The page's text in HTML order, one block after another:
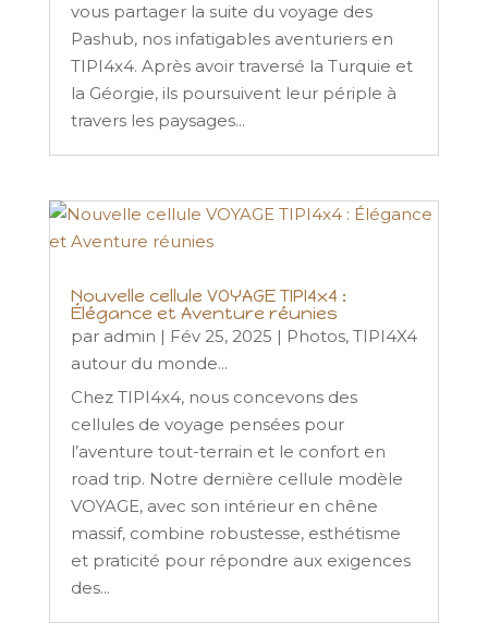
vous partager la suite du voyage des
Pashub, nos infatigables aventuriers en
TIPI4x4. Après avoir traversé la Turquie et
la Géorgie, ils poursuivent leur périple à
travers les paysages...
Nouvelle cellule VOYAGE TIPI4x4 :
Élégance et Aventure réunies
par admin | Fév 25, 2025 | Photos, TIPI4X4
autour du monde...
Chez TIPI4x4, nous concevons des
cellules de voyage pensées pour
l’aventure tout-terrain et le confort en
road trip. Notre dernière cellule modèle
VOYAGE, avec son intérieur en chêne
massif, combine robustesse, esthétisme
et praticité pour répondre aux exigences
des...